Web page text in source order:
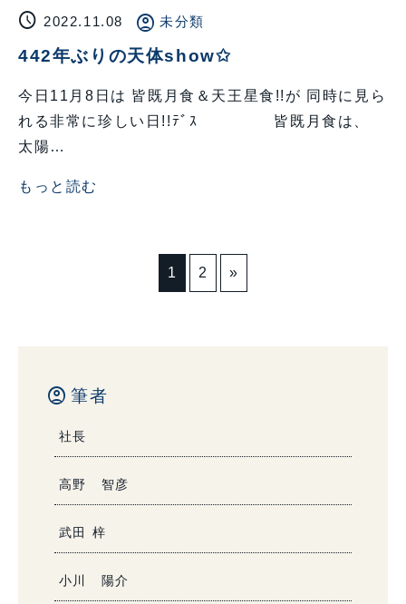
schedule 2022.11.08 account_circle 未分類
442年ぶりの天体show✩
今日11月8日は 皆既月食＆天王星食!!が 同時に見ら
れる非常に珍しい日!!ﾃﾞｽ 皆既月食は、
太陽…
もっと読む
1 2 »
account_circle 筆者
社長
高野 智彦
武田 梓
小川 陽介